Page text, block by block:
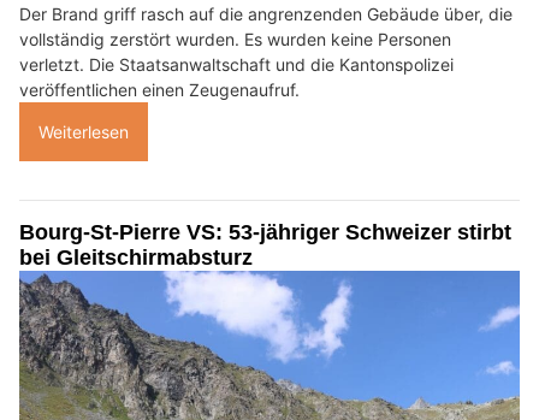
Der Brand griff rasch auf die angrenzenden Gebäude über, die
vollständig zerstört wurden. Es wurden keine Personen
verletzt. Die Staatsanwaltschaft und die Kantonspolizei
veröffentlichen einen Zeugenaufruf.
Weiterlesen
Bourg-St-Pierre VS: 53-jähriger Schweizer stirbt
bei Gleitschirmabsturz